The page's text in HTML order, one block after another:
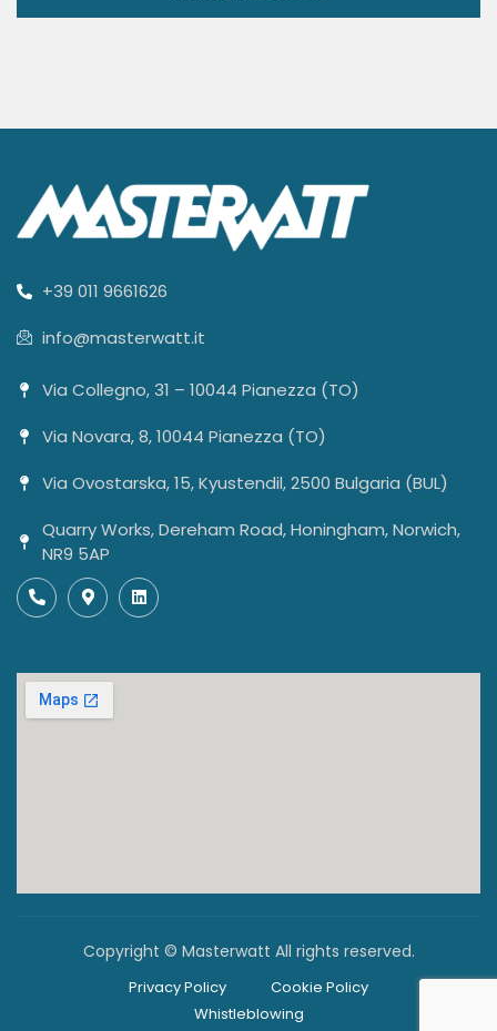
+39 011 9661626
info@masterwatt.it
Via Collegno, 31 – 10044 Pianezza (TO)
Via Novara, 8, 10044 Pianezza (TO)
Via Ovostarska, 15, Kyustendil, 2500 Bulgaria (BUL)
Quarry Works, Dereham Road, Honingham, Norwich,
NR9 5AP
Copyright © Masterwatt All rights reserved.
Privacy Policy
Cookie Policy
Whistleblowing